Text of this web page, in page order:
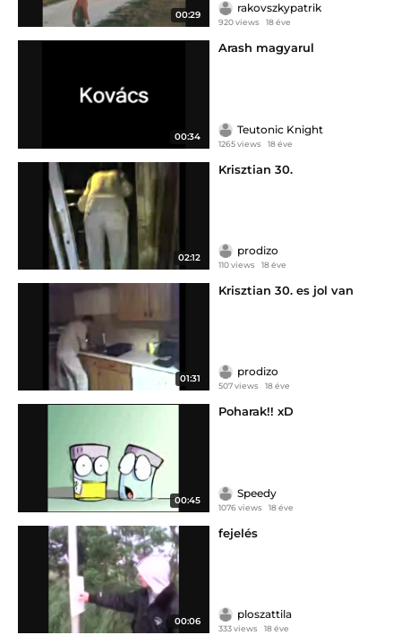
00:29
rakovszkypatrik
920 views 18 éve
00:34
Arash magyarul
Teutonic Knight
1265 views 18 éve
02:12
Krisztian 30.
prodizo
110 views 18 éve
01:31
Krisztian 30. es jol van
prodizo
507 views 18 éve
00:45
Poharak!! xD
Speedy
1076 views 18 éve
00:06
fejelés
ploszattila
333 views 18 éve